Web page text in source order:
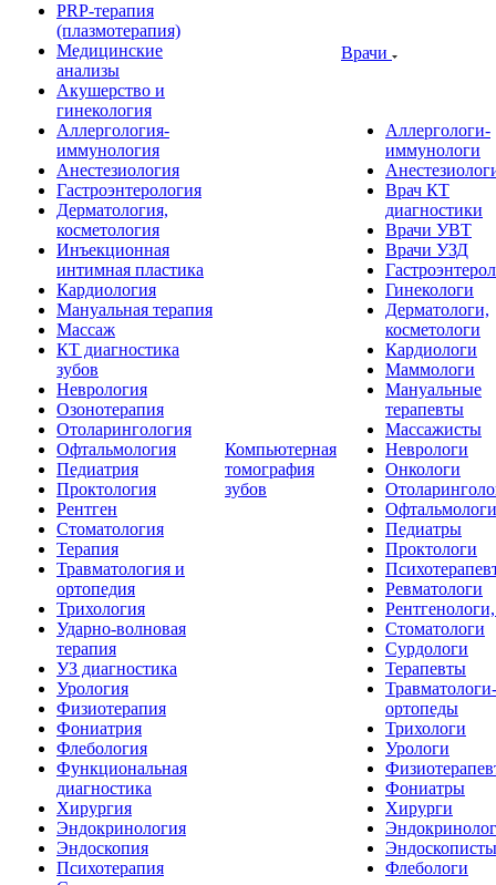
PRP-терапия
(плазмотерапия)
Медицинские
анализы
Акушерство и
гинекология
Аллергология-
иммунология
Анестезиология
Гастроэнтерология
Дерматология,
косметология
Инъекционная
интимная пластика
Кардиология
Мануальная терапия
Массаж
КТ диагностика
зубов
Неврология
Озонотерапия
Отоларингология
Офтальмология
Педиатрия
Проктология
Рентген
Стоматология
Терапия
Травматология и
ортопедия
Трихология
Ударно-волновая
терапия
УЗ диагностика
Урология
Физиотерапия
Фониатрия
Флебология
Функциональная
диагностика
Хирургия
Эндокринология
Эндоскопия
Психотерапия
Компьютерная
томография
зубов
Врачи
Аллергологи-
иммунологи
Врач КТ
диагностики
Врачи УВТ
Врачи УЗД
Гинекологи
Дерматологи,
косметологи
Кардиологи
Маммологи
Мануальные
терапевты
Массажисты
Неврологи
Онкологи
Офтальмологи
Педиатры
Проктологи
Ревматологи
Стоматологи
Сурдологи
Терапевты
Травматологи-
ортопеды
Трихологи
Урологи
Фониатры
Хирурги
Эндоскописты
Флебологи